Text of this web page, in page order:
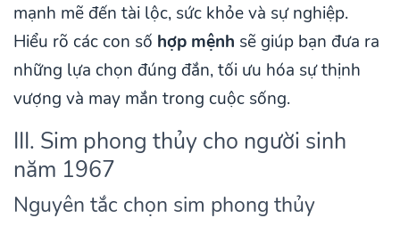
mạnh mẽ đến tài lộc, sức khỏe và sự nghiệp.
Hiểu rõ các con số hợp mệnh sẽ giúp bạn đưa ra
những lựa chọn đúng đắn, tối ưu hóa sự thịnh
vượng và may mắn trong cuộc sống.
III. Sim phong thủy cho người sinh
năm 1967
Nguyên tắc chọn sim phong thủy